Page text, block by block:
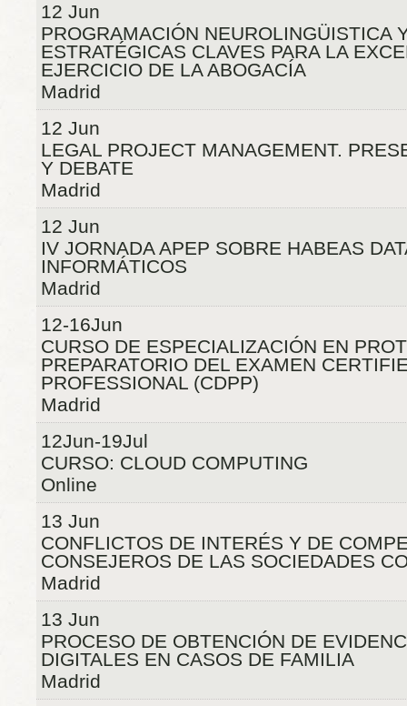
12 Jun
PROGRAMACIÓN NEUROLINGÜISTICA
ESTRATÉGICAS CLAVES PARA LA
EJERCICIO DE LA ABOGACÍA
Madrid
12 Jun
LEGAL PROJECT MANAGEMENT.
Y DEBATE
Madrid
12 Jun
IV JORNADA APEP SOBRE HABEAS
INFORMÁTICOS
Madrid
12-16Jun
CURSO DE ESPECIALIZACIÓN EN
PREPARATORIO DEL EXAMEN
PROFESSIONAL (CDPP)
Madrid
12Jun-19Jul
CURSO: CLOUD COMPUTING
Online
13 Jun
CONFLICTOS DE INTERÉS Y DE
CONSEJEROS DE LAS SOCIEDADES
Madrid
13 Jun
PROCESO DE OBTENCIÓN DE
DIGITALES EN CASOS DE FAMILIA
Madrid